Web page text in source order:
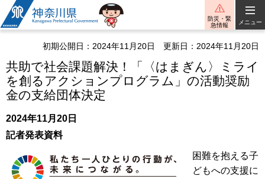
神奈川県
防災・緊
急情報
メニュー
初期公開日：2024年11月20日 更新日：2024年11月20日
共助で社会課題解決！「〈はまぎん〉ミライ
を創るアクションプログラム」の活動奨励
金の支給団体決定
2024年11月20日
記者発表資料
困難を抱える子
どもへの支援に